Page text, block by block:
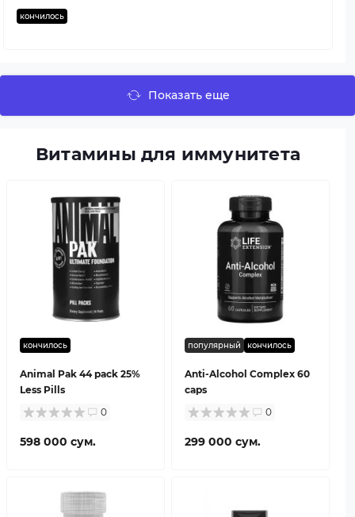
кончилось
Показать еще
Витамины для иммунитета
кончилось
Animal Pak 44 pack 25%
Less Pills
0
598 000 сум.
популярный кончилось
Anti-Alcohol Complex 60
caps
0
299 000 сум.